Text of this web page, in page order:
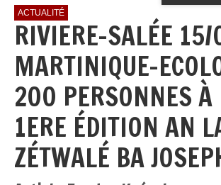
ACTUALITÉ
RIVIERE-SALÉE
MARTINIQUE-
200 PERSONNES À
1ERE ÉDITION AN
ZÉTWALÉ BA